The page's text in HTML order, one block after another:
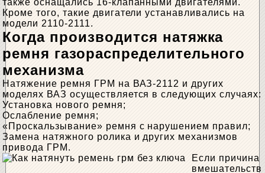
также оснащались 16-клапанными двигателями.
Кроме того, такие двигатели устанавливались на
модели 2110-2111.
Когда производится натяжка
ремня газораспределительного
механизма
Натяжение ремня ГРМ на ВАЗ-2112 и других
моделях ВАЗ осуществляется в следующих случаях:
Установка нового ремня;
Ослабление ремня;
«Проскальзывание» ремня с нарушением правил;
Замена натяжного ролика и других механизмов
привода ГРМ.
Если причина
вмешательств